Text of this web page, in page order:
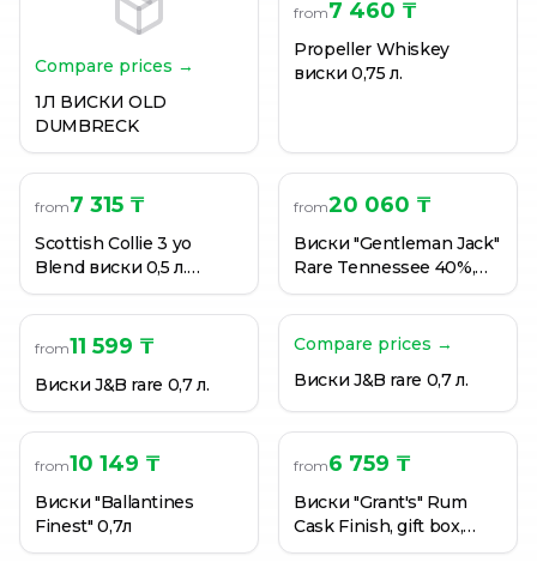
Compare prices →
1Л ВИСКИ OLD
DUMBRECK
from7 460 ₸
Propeller Whiskey
виски 0,75 л.
from7 315 ₸
Scottish Collie 3 yo
Blend виски 0,5 л.
Подарочная коробка с
1-им бокалом.
from20 060 ₸
Виски "Gentleman Jack"
Rare Tennessee 40%,
0,7 л
from11 599 ₸
Виски J&B rare 0,7 л.
Compare prices →
Виски J&B rare 0,7 л.
from10 149 ₸
Виски "Ballantines
Finest" 0,7л
from6 759 ₸
Виски "Grant's" Rum
Cask Finish, gift box,
40% 0.7 л
Виски Ballantine's Finest 0,05 л
Виски Ballantine's Finest 40% 0,5л
Виски Ballantine's Finest 7 YO 0.7 л.